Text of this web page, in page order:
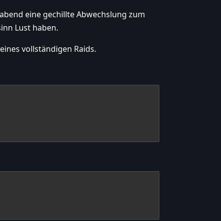
eine gechillte Abwechslung zum
Lust haben.
vollständigen Raids.